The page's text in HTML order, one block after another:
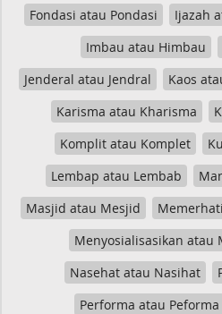
Fondasi atau Pondasi
Ijazah
Imbau atau Himbau
Jenderal atau Jendral
Kaos
Karisma atau Kharisma
Komplit atau Komplet
Lembap atau Lembab
Masjid atau Mesjid
Menyosialisasikan atau
Nasehat atau Nasihat
Performa atau Peforma